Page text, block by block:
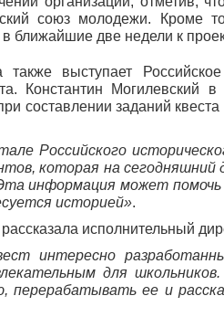
союз молодежи. Кроме
ближайшие две недели к
выступает
Константин Могилевский
составлении заданий
Российского
которая на
информация может
историей».
исполнительный
интересно
для
ее и